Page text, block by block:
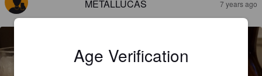
METALLUCAS 7 years ago
Age Verification